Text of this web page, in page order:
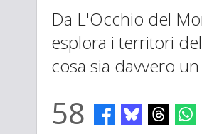
Da L'Occhio del
esplora i territori
cosa sia davvero
58